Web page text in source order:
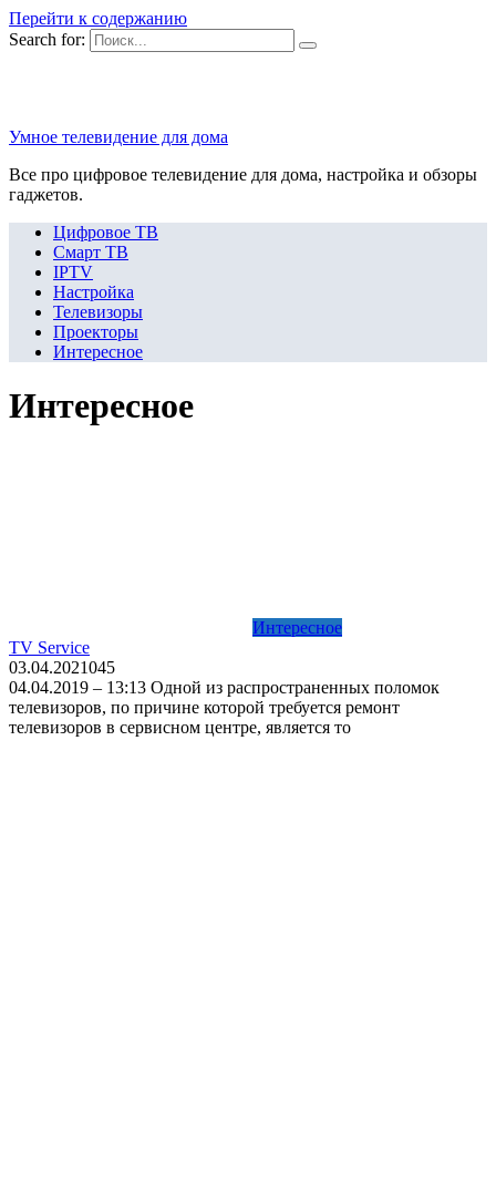
Перейти к содержанию
Search for:
Умное телевидение для дома
Все про цифровое телевидение для дома, настройка и обзоры
гаджетов.
Цифровое ТВ
Смарт ТВ
IPTV
Настройка
Телевизоры
Проекторы
Интересное
Интересное
Интересное
TV Service
03.04.2021045
04.04.2019 – 13:13 Одной из распространенных поломок
телевизоров, по причине которой требуется ремонт
телевизоров в сервисном центре, является то